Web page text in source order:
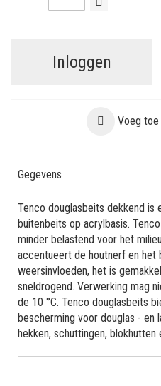
Inloggen
Voeg toe
Gegevens
Tenco douglasbeits dekkend is
buitenbeits op acrylbasis.
minder belastend voor het
accentueert de houtnerf en het
weersinvloeden, het is
sneldrogend. Verwerking mag
de 10 °C. Tenco douglasbeits
bescherming voor douglas - en
hekken, schuttingen, blokhutten